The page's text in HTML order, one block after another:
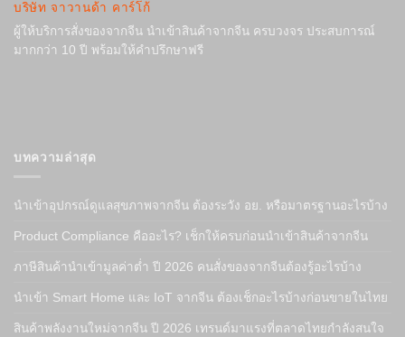
บริษัท จาวานด้า คาร์โก้
ผู้ให้บริการสั่งของจากจีน นำเข้าสินค้าจากจีน ครบวงจร ประสบการณ์
มากกว่า 10 ปี พร้อมให้คำปรึกษาฟรี
บทความล่าสุด
นำเข้าอุปกรณ์ดูแลสุขภาพจากจีน ต้องระวัง อย. หรือมาตรฐานอะไรบ้าง
Product Compliance คืออะไร? เช็กให้ครบก่อนนำเข้าสินค้าจากจีน
ภาษีสินค้านำเข้ามูลค่าต่ำ ปี 2026 คนสั่งของจากจีนต้องรู้อะไรบ้าง
นำเข้า Smart Home และ IoT จากจีน ต้องเช็กอะไรบ้างก่อนขายในไทย
สินค้าพลังงานใหม่จากจีน ปี 2026 เทรนด์มาแรงที่ตลาดไทยกำลังสนใจ